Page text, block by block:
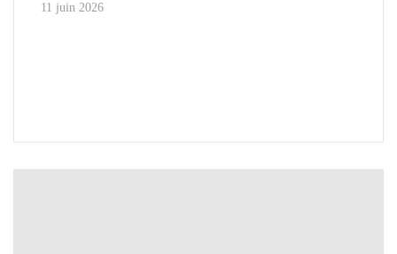
11 juin 2026